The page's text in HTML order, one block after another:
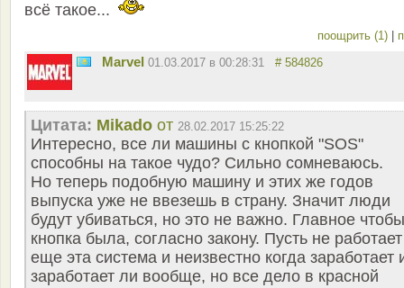
всё такое...
поощрить (1)
Marvel 01.03.2017 в 00:28:31 # 584826
Цитата: Mikado от 28.02.2017 15:25:22
Интересно, все ли машины с кнопкой "SOS"
способны на такое чудо? Сильно сомневаюсь.
Но теперь подобную машину и этих же годов
выпуска уже не ввезешь в страну. Значит люди
будут убиваться, но это не важно. Главное чтобы
кнопка была, согласно закону. Пусть не работает
еще эта система и неизвестно когда заработает
заработает ли вообще, но все дело в красной